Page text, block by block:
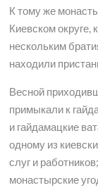
К тому же
Киевском округе,
нескольким
находили
Весной
примыкали к
и гайдамацкие
одному из
слуг и
монастырские